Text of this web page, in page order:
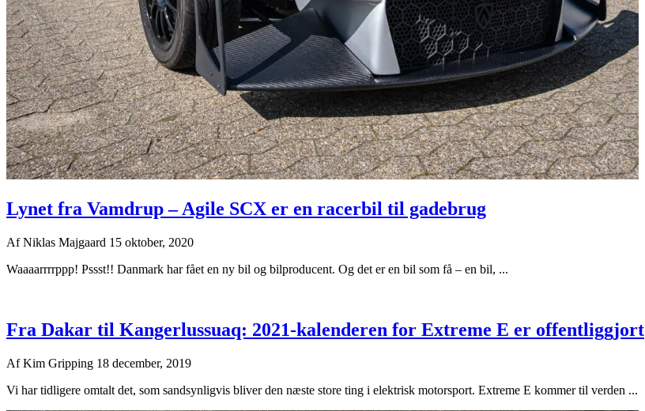
Lynet fra Vamdrup – Agile SCX er en racerbil til gadebrug
AfNiklas Majgaard 15 oktober, 2020
Waaaarrrrppp! Pssst!! Danmark har fået en ny bil og bilproducent. Og det er en bil som få – en bil, ...
Fra Dakar til Kangerlussuaq: 2021-kalenderen for Extreme E er offentliggjort
AfKim Gripping 18 december, 2019
Vi har tidligere omtalt det, som sandsynligvis bliver den næste store ting i elektrisk motorsport. Extreme E kommer til verden ...